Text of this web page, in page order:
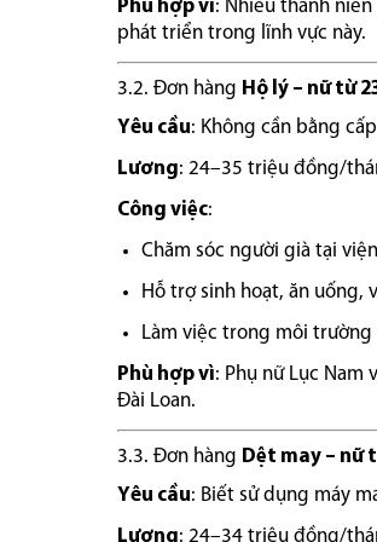
Phù hợp vì: Nhiều thanh
phát triển trong lĩnh vực này.
3.2. Đơn hàng Hộ lý – nữ từ
Yêu cầu: Không cần bằng
Lương: 24–35 triệu đồng/
Công việc:
Chăm sóc người già tại
Hỗ trợ sinh hoạt, ăn uống,
Làm việc trong môi trường
Phù hợp vì: Phụ nữ Lục Nam
Đài Loan.
3.3. Đơn hàng Dệt may – nữ
Yêu cầu: Biết sử dụng máy
Lương: 24–34 triệu đồng/